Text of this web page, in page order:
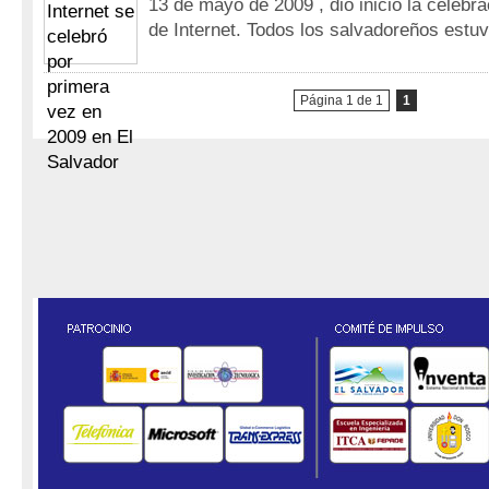
13 de mayo de 2009 , dio inicio la
de Internet. Todos los salvadoreños
Página 1 de 1 1